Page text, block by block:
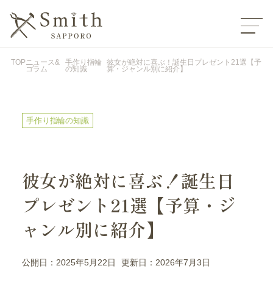
TOPニュース&
コラム
手作り指輪
の知識
彼女が絶対に喜ぶ！誕生日プレゼント21選【予
算・ジャンル別に紹介】
手作り指輪の知識
彼女が絶対に喜ぶ！誕生日
プレゼント21選【予算・ジ
ャンル別に紹介】
公開日：2025年5月22日 更新日：2026年7月3日